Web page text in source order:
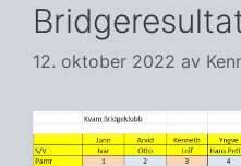
12. oktober 2022 av